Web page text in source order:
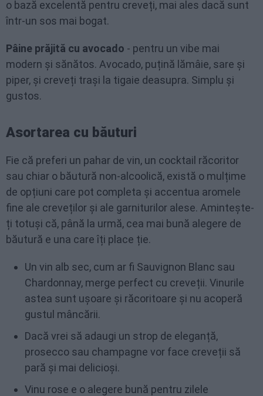
o bază excelentă pentru creveți, mai ales dacă sunt
într-un sos mai bogat.
Pâine prăjită cu avocado - pentru un vibe mai
modern și sănătos. Avocado, puțină lămâie, sare și
piper, și creveți trași la tigaie deasupra. Simplu și
gustos.
Asortarea cu băuturi
Fie că preferi un pahar de vin, un cocktail răcoritor
sau chiar o băutură non-alcoolică, există o mulțime
de opțiuni care pot completa și accentua aromele
fine ale creveților și ale garniturilor alese. Amintește-
ți totuși că, până la urmă, cea mai bună alegere de
băutură e una care îți place ție.
Un vin alb sec, cum ar fi Sauvignon Blanc sau
Chardonnay, merge perfect cu creveții. Vinurile
astea sunt ușoare și răcoritoare și nu acoperă
gustul mâncării.
Dacă vrei să adaugi un strop de eleganță,
prosecco sau champagne vor face creveții să
pară și mai delicioși.
Vinu rose e o alegere bună pentru zilele